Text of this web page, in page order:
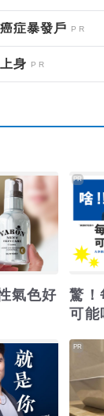
症暴發戶
身
氣色好
驚！
可能
PR
PR